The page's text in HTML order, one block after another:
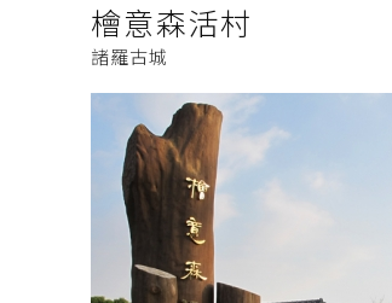
檜意森活村
諸羅古城